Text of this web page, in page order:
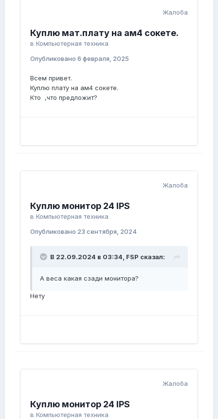
Жалоба
Куплю мат.плату на ам4 сокете.
в Компьютерная техника
Опубликовано 6 февраля, 2025
Всем привет.
Куплю плату на ам4 сокете.
Кто ,что предложит?
Жалоба
Куплю монитор 24 IPS
в Компьютерная техника
Опубликовано 23 сентября, 2024
В 22.09.2024 в 03:34, FSP сказал:
А веса какая сзади монитора?
Нету
Жалоба
Куплю монитор 24 IPS
в Компьютерная техника